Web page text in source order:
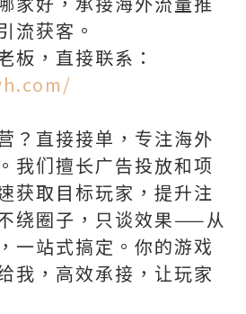
流获客。
板，直接联系：
？直接接单，专注海外
我们擅长广告投放和项
获取目标玩家，提升注
绕圈子，只谈效果——从
一站式搞定。你的游戏
我，高效承接，让玩家